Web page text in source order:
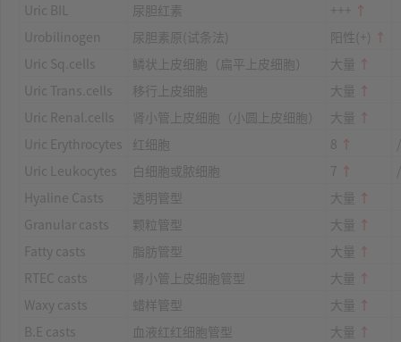
Uric BIL
尿胆红素 +++ ↑
Urobilinogen
尿胆素原(试条法) 阳性(+) ↑
Uric Sq.cells
鳞状上皮细胞（扁平上皮细胞） 大量 ↑
Uric Trans.cells
移行上皮细胞 大量 ↑
Uric Renal.cells
肾小管上皮细胞（小圆上皮细胞） 大量 ↑
Uric Erythrocytes
红细胞 8 ↑
Uric Leukocytes
白细胞或脓细胞 7 ↑
Hyaline Casts
透明管型 大量 ↑
Granular casts
颗粒管型 大量 ↑
Fatty casts
脂肪管型 大量 ↑
RTEC casts
肾小管上皮细胞管型 大量 ↑
Waxy casts
蜡样管型 大量 ↑
B.E casts
血液红红细胞管型 大量 ↑